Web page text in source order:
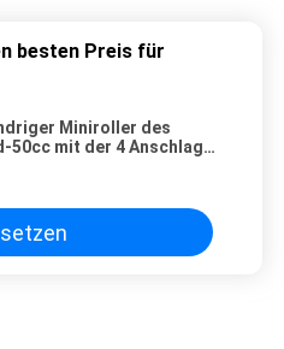
besten Preis für
Miniroller des
50cc mit der 4 Anschlag-